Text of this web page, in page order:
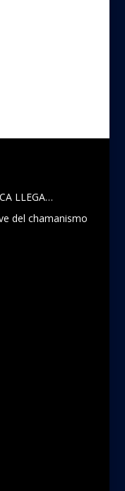
LLEGA…
del chamanismo